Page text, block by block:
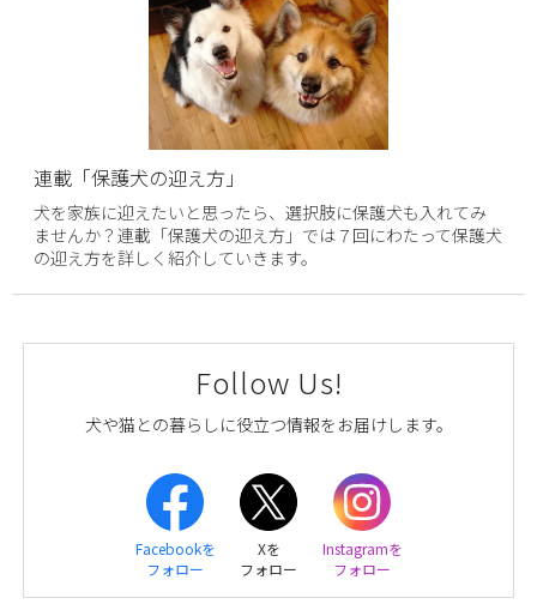
連載「保護犬の迎え方」
犬を家族に迎えたいと思ったら、選択肢に保護犬も入れてみ
ませんか？連載「保護犬の迎え方」では７回にわたって保護犬
の迎え方を詳しく紹介していきます。
Follow Us!
犬や猫との暮らしに役立つ情報をお届けします。
Facebookを
フォロー
Xを
フォロー
Instagramを
フォロー